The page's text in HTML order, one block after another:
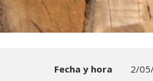
Diploma de Postítulo en Gestión del
Fecha y hora
2/